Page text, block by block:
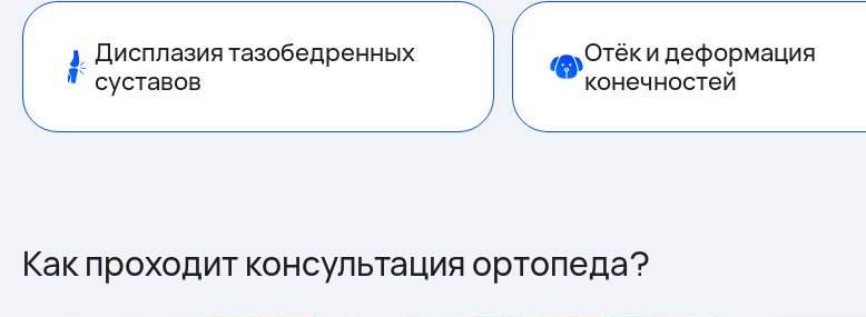
Дисплазия тазобедренных
суставов
Отёк и деформация
конечностей
Как проходит консультация ортопеда?